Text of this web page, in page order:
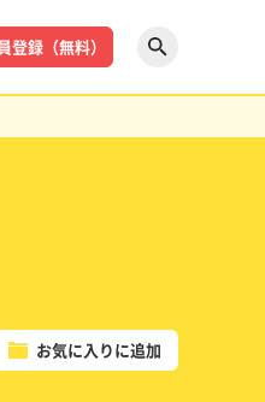
登録（無料）
お気に入りに追加